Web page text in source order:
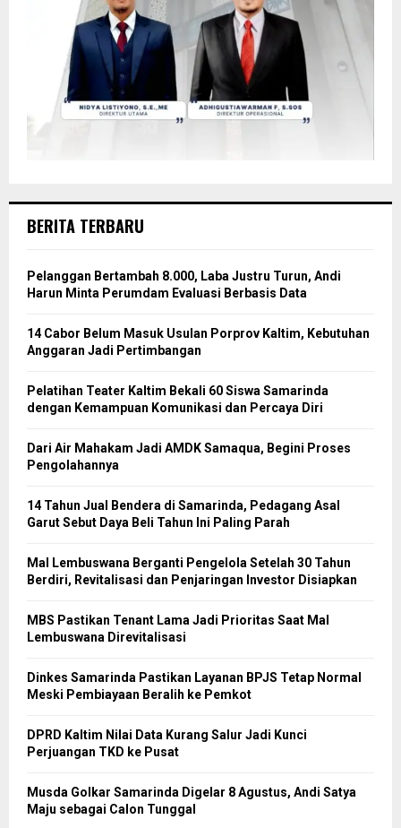
BERITA TERBARU
Pelanggan Bertambah 8.000, Laba Justru Turun, Andi
Harun Minta Perumdam Evaluasi Berbasis Data
14 Cabor Belum Masuk Usulan Porprov Kaltim, Kebutuhan
Anggaran Jadi Pertimbangan
Pelatihan Teater Kaltim Bekali 60 Siswa Samarinda
dengan Kemampuan Komunikasi dan Percaya Diri
Dari Air Mahakam Jadi AMDK Samaqua, Begini Proses
Pengolahannya
14 Tahun Jual Bendera di Samarinda, Pedagang Asal
Garut Sebut Daya Beli Tahun Ini Paling Parah
Mal Lembuswana Berganti Pengelola Setelah 30 Tahun
Berdiri, Revitalisasi dan Penjaringan Investor Disiapkan
MBS Pastikan Tenant Lama Jadi Prioritas Saat Mal
Lembuswana Direvitalisasi
Dinkes Samarinda Pastikan Layanan BPJS Tetap Normal
Meski Pembiayaan Beralih ke Pemkot
DPRD Kaltim Nilai Data Kurang Salur Jadi Kunci
Perjuangan TKD ke Pusat
Musda Golkar Samarinda Digelar 8 Agustus, Andi Satya
Maju sebagai Calon Tunggal